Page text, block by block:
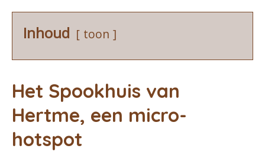
Inhoud toon
Het Spookhuis van
Hertme, een micro-
hotspot